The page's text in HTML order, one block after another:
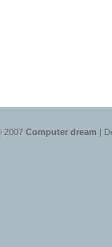
2007 Computer dream |